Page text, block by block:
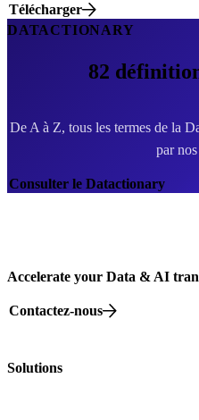
Télécharger
DATACTIONARY
82
De A à Z, tous les termes de la
par
Consulter le Datactionary
Accelerate your Data & AI
Contactez-nous
Solutions